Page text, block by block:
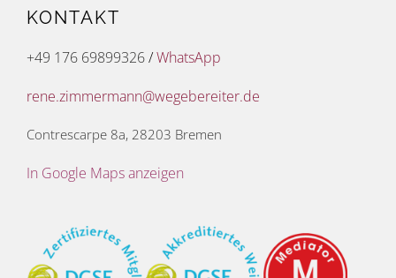
KONTAKT
+49 176 69899326/WhatsApp
rene.zimmermann@wegebereiter.de
Contrescarpe 8a, 28203 Bremen
In Google Maps anzeigen